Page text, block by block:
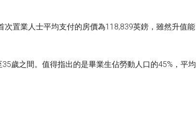
次置業人士平均支付的房價為118,839英鎊，雖然升值能
歲之間。值得指出的是畢業生佔勞動人口的45%，平均